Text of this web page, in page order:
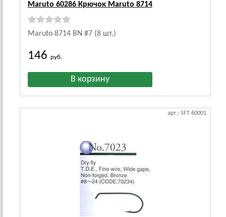
Maruto 60286 Крючок Maruto 8714
Maruto 8714 BN #7 (8 шт.)
146 руб.
арт.: SFT 60001